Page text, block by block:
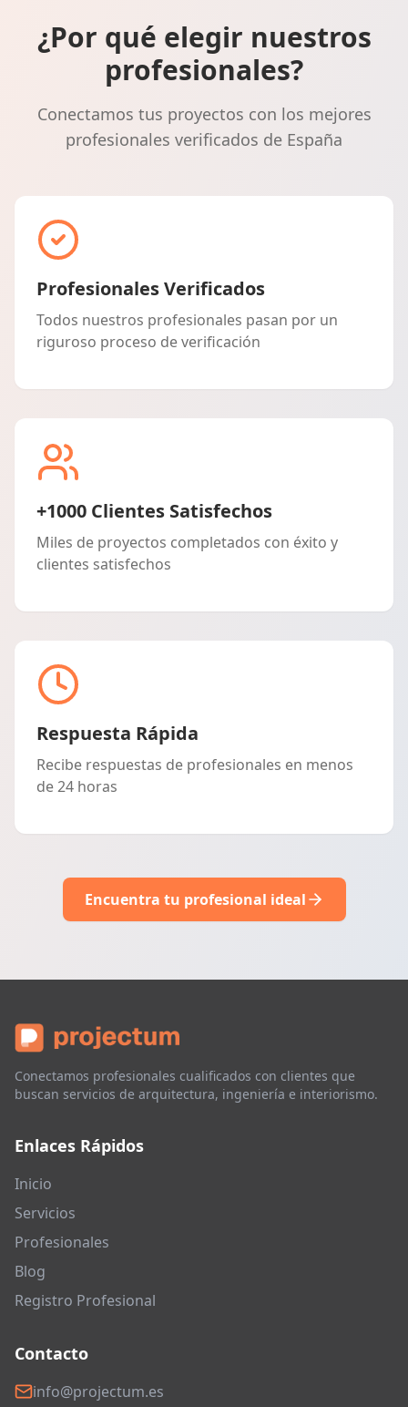
¿Por qué elegir nuestros
profesionales?
Conectamos tus proyectos con los mejores
profesionales verificados de España
Profesionales Verificados
Todos nuestros profesionales pasan por un
riguroso proceso de verificación
+1000 Clientes Satisfechos
Miles de proyectos completados con éxito y
clientes satisfechos
Respuesta Rápida
Recibe respuestas de profesionales en menos
de 24 horas
Encuentra tu profesional ideal
Conectamos profesionales cualificados con clientes que
buscan servicios de arquitectura, ingeniería e interiorismo.
Enlaces Rápidos
Inicio
Servicios
Profesionales
Blog
Registro Profesional
Contacto
info@projectum.es